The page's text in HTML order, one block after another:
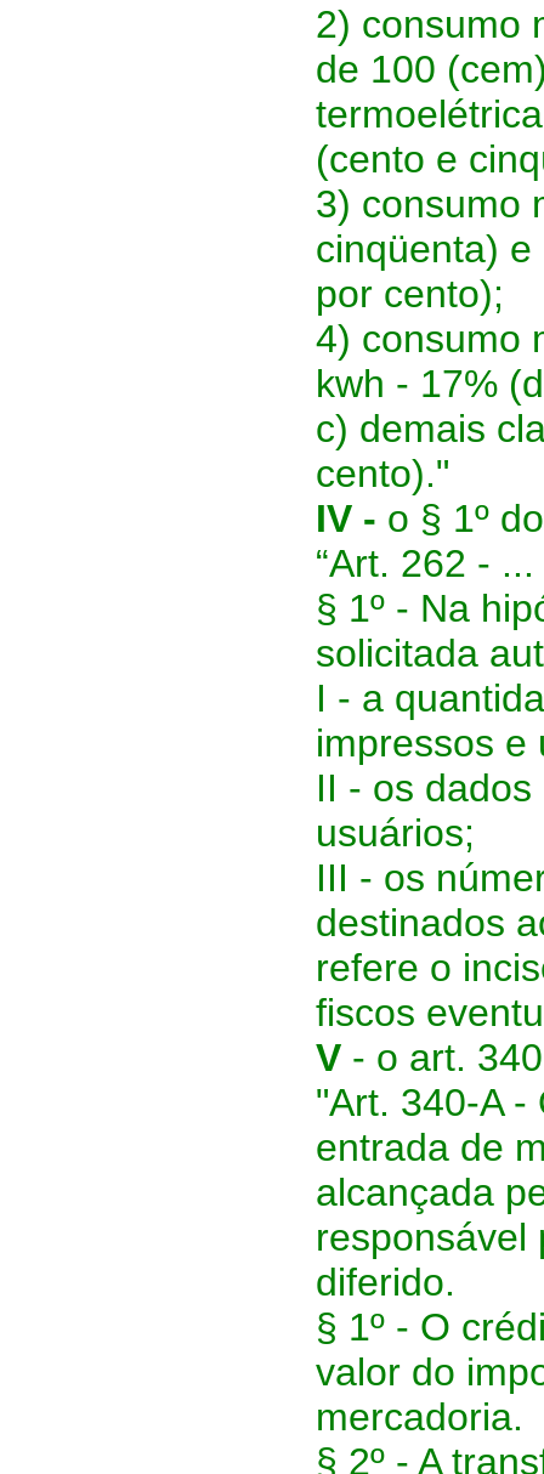
2) consumo
de 100
(cento e
3) consumo
cinqüenta)
por cento);
4) consumo
kwh - 17%
c) demais
cento)."
IV - o § 1º
“Art. 262 - ...
§ 1º - Na
solicitada
I - a
impressos e
II - os
usuários;
III - os
destinados
refere o
fiscos
V - o art.
"Art. 340-A -
entrada de
alcançada
responsável
diferido.
§ 1º - O
valor do
mercadoria.
§ 2º - A